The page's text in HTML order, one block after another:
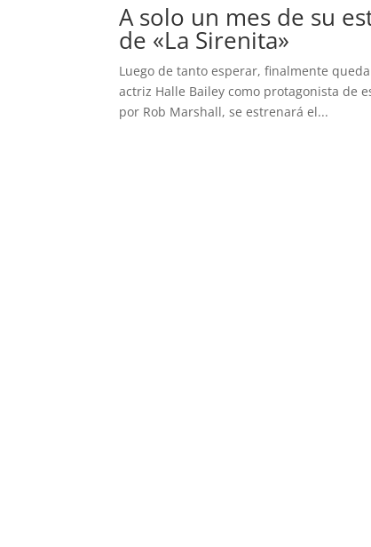
A solo un mes de su
de «La Sirenita»
Luego de tanto esperar, finalmente
actriz Halle Bailey como protagonista de
por Rob Marshall, se estrenará el...